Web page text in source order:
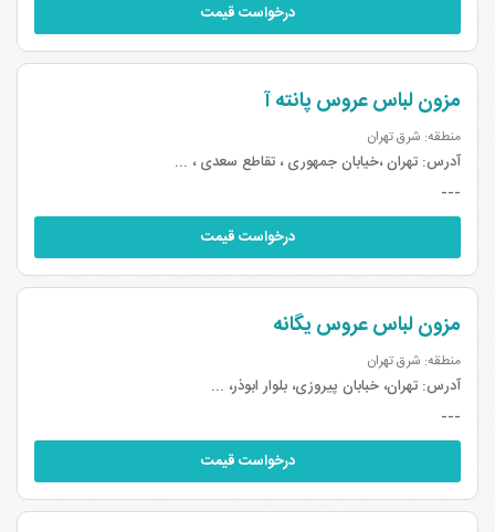
درخواست قیمت
مزون لباس عروس پانته آ
منطقه: شرق تهران
آدرس: تهران ،خیابان جمهوری ، تقاطع سعدی ، ...
---
درخواست قیمت
مزون لباس عروس یگانه
منطقه: شرق تهران
آدرس: تهران، خبابان پیروزی، بلوار ابوذر، ...
---
درخواست قیمت